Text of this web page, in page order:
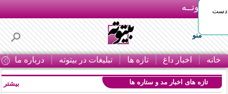
بـیتوتــه
منو
خانه اخبار داغ تازه ها تبلیغات در بیتوته درباره ما
دست
تازه های اخبار مد و ستاره ها بیشتر